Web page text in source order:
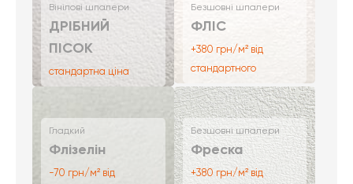
Вінілові шпалери
ДРІБНИЙ
ПІСОК
стандартна ціна
Безшовні шпалери
ФЛІС
+380 грн/м² від
стандартного
Гладкий
Флізелін
-70 грн/м² від
Безшовні шпалери
Фреска
+380 грн/м² від